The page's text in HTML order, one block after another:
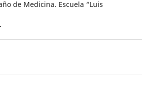
de Medicina. Escuela “Luis